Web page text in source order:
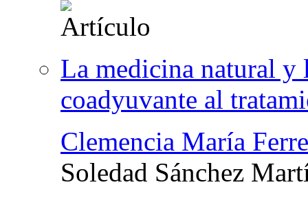
La medicina natural y
coadyuvante al
Clemencia María
Soledad Sánchez